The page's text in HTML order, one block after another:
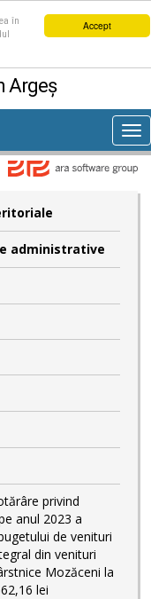
Accept
în
Argeș
administrative
privind
anul 2023 a
de venituri
din venituri
Mozăceni la
lei